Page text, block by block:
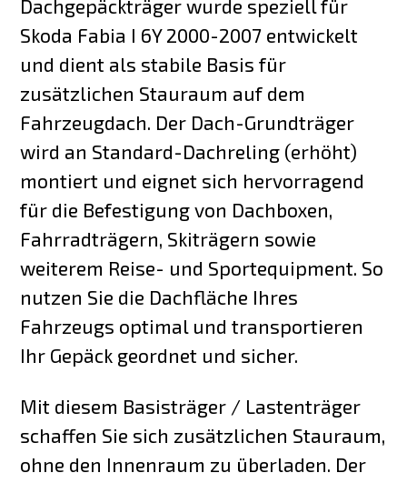
Dachgepäckträger wurde speziell für
Skoda Fabia I 6Y 2000-2007 entwickelt
und dient als stabile Basis für
zusätzlichen Stauraum auf dem
Fahrzeugdach. Der Dach-Grundträger
wird an Standard-Dachreling (erhöht)
montiert und eignet sich hervorragend
für die Befestigung von Dachboxen,
Fahrradträgern, Skiträgern sowie
weiterem Reise- und Sportequipment. So
nutzen Sie die Dachfläche Ihres
Fahrzeugs optimal und transportieren
Ihr Gepäck geordnet und sicher.
Mit diesem Basisträger / Lastenträger
schaffen Sie sich zusätzlichen Stauraum,
ohne den Innenraum zu überladen. Der